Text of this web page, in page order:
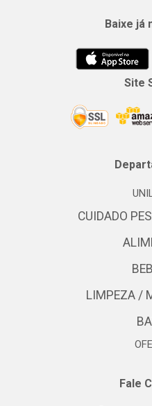
Baixe já
Site
CUIDADO
LIMPEZA /
Fale